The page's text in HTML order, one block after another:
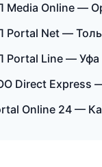
Media Online —
Portal Net —
Portal Line — Уфа
Direct Express
Online 24 —